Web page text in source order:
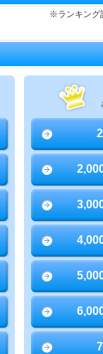
※ランキング